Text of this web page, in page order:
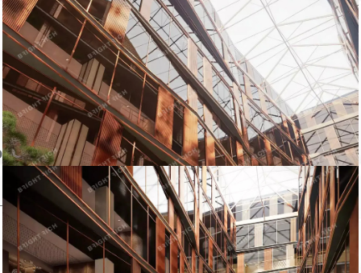
Несуществующий объект
Неверная цена
Неверный адрес
Не дозвониться
Другая причина
Связаться с продавцом
Следить за объектом